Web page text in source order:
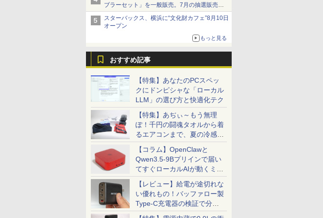
ブラーセット」を一般販売。7月の抽選販売の
当選無効分
スターバックス、横浜に“文化財カフェ”8月10日
オープン
もっと見る
おすすめ記事
【特集】あなたのPCスペッ
クにドンピシャな「ローカル
LLM」の選び方と快適化テク
【特集】あぢぃ～もう無理
ぽ！千円の闘魂タオルから着
るエアコンまで、夏の冷感グ
ッズ一挙紹介
【コラム】OpenClawと
Qwen3.5-9Bプリインで届い
てすぐローカルAIが動くミニ
PC「SER9 Pro」
【レビュー】給電が途切れな
い優れもの！バッファロー製
Type-C充電器の検証で分か
ったこと